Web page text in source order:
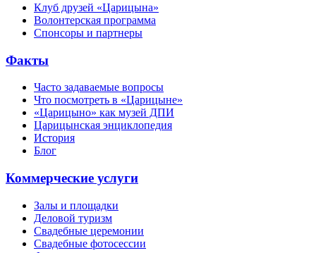
Клуб друзей «Царицына»
Волонтерская программа
Спонсоры и партнеры
Факты
Часто задаваемые вопросы
Что посмотреть в «Царицыне»
«Царицыно» как музей ДПИ
Царицынская энциклопедия
История
Блог
Коммерческие услуги
Залы и площадки
Деловой туризм
Свадебные церемонии
Свадебные фотосессии